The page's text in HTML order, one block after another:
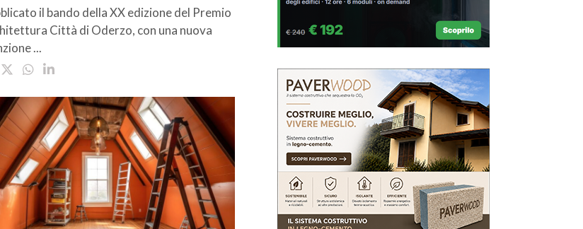
il bando della XX edizione del Premio
Città di Oderzo, con una nuova
...